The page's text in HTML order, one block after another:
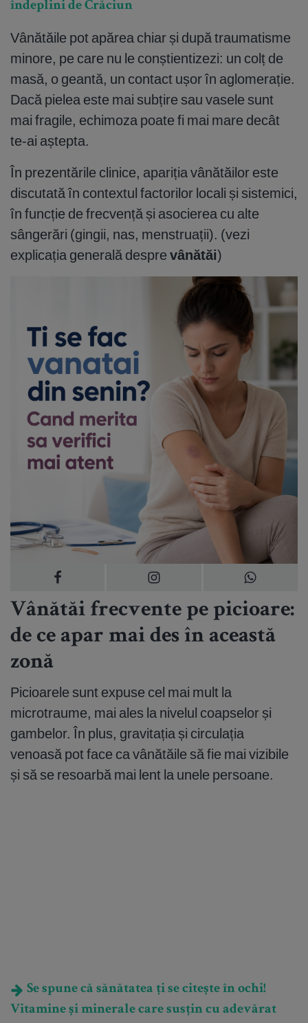
îndeplini de Crăciun
Vânătăile pot apărea chiar și după traumatisme
minore, pe care nu le conștientizezi: un colț de
masă, o geantă, un contact ușor în aglomerație.
Dacă pielea este mai subțire sau vasele sunt
mai fragile, echimoza poate fi mai mare decât
te-ai aștepta.
În prezentările clinice, apariția vânătăilor este
discutată în contextul factorilor locali și sistemici,
în funcție de frecvență și asocierea cu alte
sângerări (gingii, nas, menstruații). (vezi
explicația generală despre vânătăi)
Vânătăi frecvente pe picioare:
de ce apar mai des în această
zonă
Picioarele sunt expuse cel mai mult la
microtraume, mai ales la nivelul coapselor și
gambelor. În plus, gravitația și circulația
venoasă pot face ca vânătăile să fie mai vizibile
și să se resoarbă mai lent la unele persoane.
Se spune că sănătatea ți se citește în ochi!
Vitamine și minerale care susțin cu adevărat